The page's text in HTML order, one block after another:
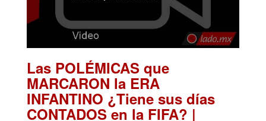
Las POLÉMICAS que
MARCARON la ERA
INFANTINO ¿Tiene sus días
CONTADOS en la FIFA? |